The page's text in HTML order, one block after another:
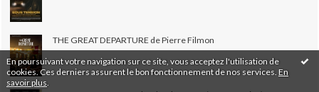
En poursuivant votre navigation sur ce site, vous acceptez l'utilisation de
cookies. Ces derniers assurent le bon fonctionnement de nos services. En
savoir plus
THE GREAT DEPARTURE de Pierre Filmon